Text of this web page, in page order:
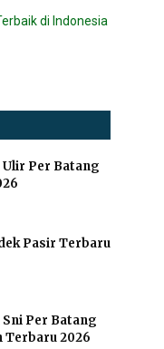
di Indonesia
Per Batang
Pasir Terbaru
Per Batang
Terbaru 2026